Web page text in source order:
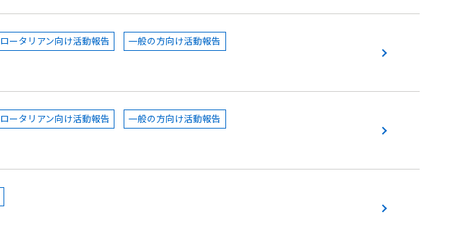
ロータリアン向け活動報告 一般の方向け活動報告
ロータリアン向け活動報告 一般の方向け活動報告